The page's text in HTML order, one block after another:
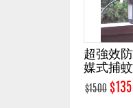
效防水二氧化碳觸